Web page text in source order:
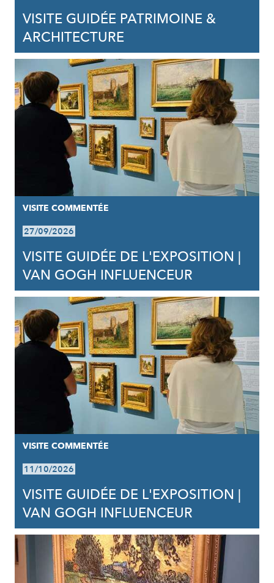
VISITE GUIDÉE PATRIMOINE &
ARCHITECTURE
VISITE COMMENTÉE
27/09/2026
VISITE GUIDÉE DE L'EXPOSITION |
VAN GOGH INFLUENCEUR
VISITE COMMENTÉE
11/10/2026
VISITE GUIDÉE DE L'EXPOSITION |
VAN GOGH INFLUENCEUR